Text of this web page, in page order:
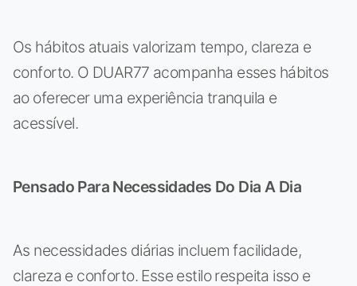
Os hábitos atuais valorizam tempo, clareza e
conforto. O DUAR77 acompanha esses hábitos
ao oferecer uma experiência tranquila e
acessível.
Pensado Para Necessidades Do Dia A Dia
As necessidades diárias incluem facilidade,
clareza e conforto. Esse estilo respeita isso e